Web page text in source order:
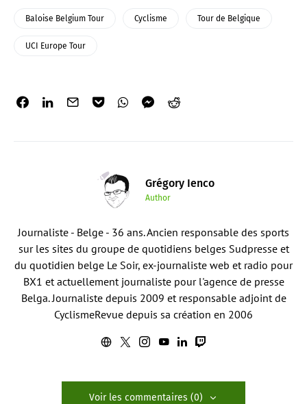
Baloise Belgium Tour Cyclisme Tour de Belgique
UCI Europe Tour
Grégory Ienco
Author
Journaliste - Belge - 36 ans. Ancien responsable des sports
sur les sites du groupe de quotidiens belges Sudpresse et
du quotidien belge Le Soir, ex-journaliste web et radio pour
BX1 et actuellement journaliste pour l'agence de presse
Belga. Journaliste depuis 2009 et responsable adjoint de
CyclismeRevue depuis sa création en 2006
Voir les commentaires (0)